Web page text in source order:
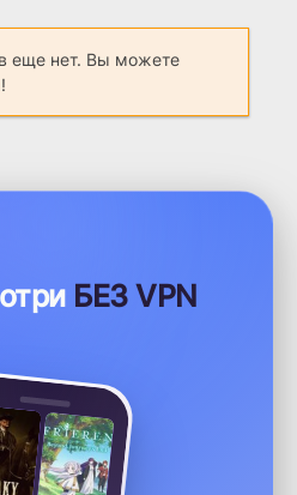
еще нет. Вы можете
БЕЗ VPN